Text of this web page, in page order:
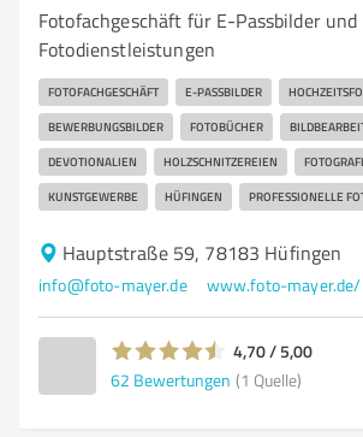
Fotofachgeschäft für E-Passbilder
Fotodienstleistungen
FOTOFACHGESCHÄFT E-PASSBILDER
BEWERBUNGSBILDER FOTOBÜCHER
DEVOTIONALIEN HOLZSCHNITZEREIEN
KUNSTGEWERBE HÜFINGEN PROFESSIONELLE
Hauptstraße 59, 78183 Hüfingen
info@foto-mayer.de www.foto-mayer.de/
4,70 / 5,00
62 Bewertungen (1 Quelle)